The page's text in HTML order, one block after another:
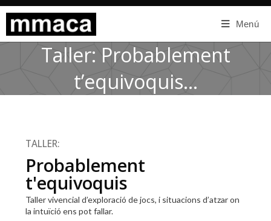
Menú
Taller: Probablement
t’equivoquis…
TALLER:
Probablement
t'equivoquis
Taller vivencial d’exploració de jocs, i situacions d’atzar on
la intuïció ens pot fallar.